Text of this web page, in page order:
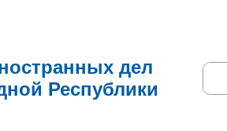
дел
Республики